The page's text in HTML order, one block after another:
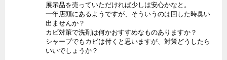
展示品を売っていただければ少しは安心かなと。
一年店頭にあるようですが、そういうのは回した時臭い
出ませんか？
カビ対策で洗剤は何かおすすめなものありますか？
シャープでもカビは付くと思いますが、対策どうしたら
いいでしょうか？